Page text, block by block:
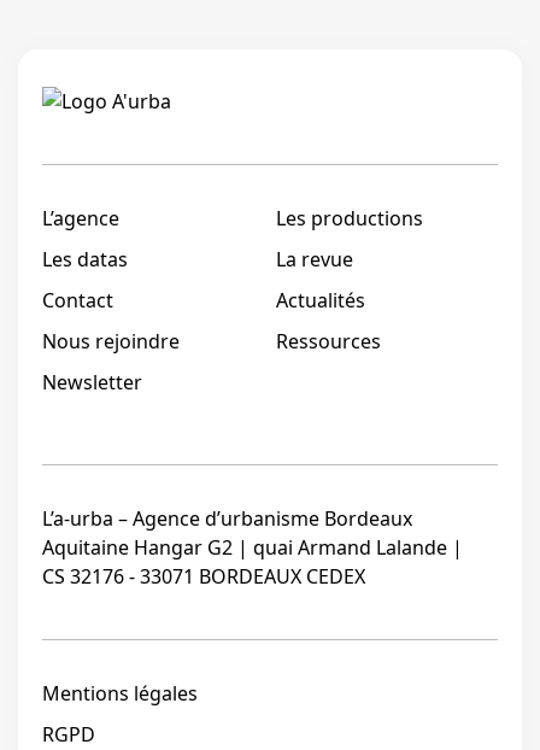
L’agence
Les productions
Les datas
La revue
Contact
Actualités
Nous rejoindre
Ressources
Newsletter
L’a-urba – Agence d’urbanisme Bordeaux
Aquitaine Hangar G2 | quai Armand Lalande |
CS 32176 - 33071 BORDEAUX CEDEX
Mentions légales
RGPD